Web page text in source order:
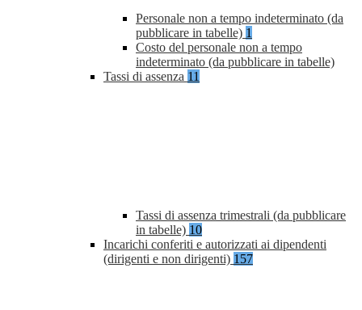
Personale non a tempo indeterminato (da
pubblicare in tabelle) 1
Costo del personale non a tempo
indeterminato (da pubblicare in tabelle)
Tassi di assenza 11
Tassi di assenza trimestrali (da pubblicare
in tabelle) 10
Incarichi conferiti e autorizzati ai dipendenti
(dirigenti e non dirigenti) 157